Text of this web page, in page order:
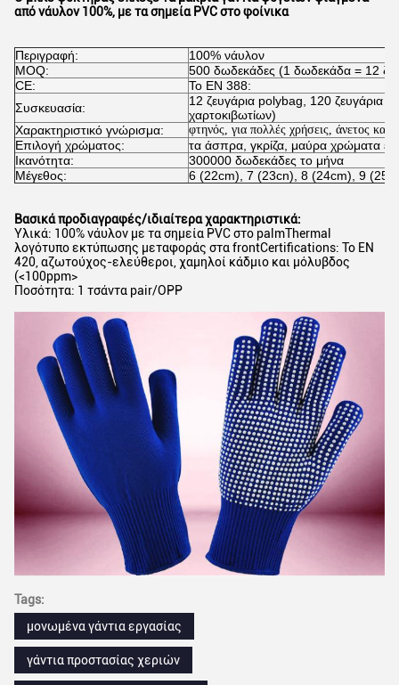
από νάυλον 100%, με τα σημεία PVC στο φοίνικα
Περιγραφή:
100% νάυλον
MOQ:
500 δωδεκάδες (1 δωδεκάδα = 12
CE:
Το EN 388:
Συσκευασία:
12 ζευγάρια polybag, 120 ζευγάρια
χαρτοκιβωτίων)
Χαρακτηριστικό γνώρισμα:
φτηνός, για πολλές χρήσεις, άνετος και
Επιλογή χρώματος:
τα άσπρα, γκρίζα, μαύρα χρώματα
Ικανότητα:
300000 δωδεκάδες το μήνα
Μέγεθος:
6 (22cm), 7 (23cn), 8 (24cm), 9
Βασικά προδιαγραφές/ιδιαίτερα χαρακτηριστικά:
Υλικά: 100% νάυλον με τα σημεία PVC στο palmThermal
λογότυπο εκτύπωσης μεταφοράς στα frontCertifications: Το EN
420, αζωτούχος-ελεύθεροι, χαμηλοί κάδμιο και μόλυβδος
(<100ppm>
Ποσότητα: 1 τσάντα pair/OPP
Tags:
μονωμένα γάντια εργασίας
γάντια προστασίας χεριών